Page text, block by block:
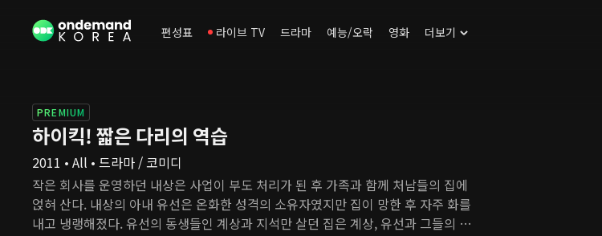
편성표 라이브 TV 드라마 예능/오락 영화 더보기
PREMIUM
하이킥! 짧은 다리의 역습
2011 • All • 드라마 / 코미디
작은 회사를 운영하던 내상은 사업이 부도 처리가 된 후 가족과 함께 처남들의 집에
얹혀 산다. 내상의 아내 유선은 온화한 성격의 소유자였지만 집이 망한 후 자주 화를
내고 냉랭해졌다. 유선의 동생들인 계상과 지석만 살던 집은 계상, 유선과 그들의 아